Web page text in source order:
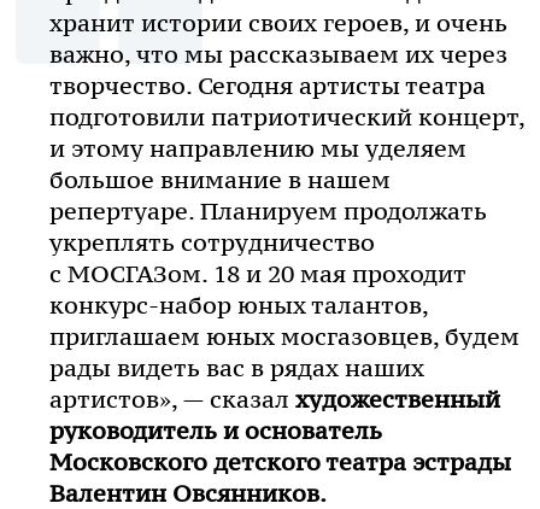
хранит истории своих героев, и очень
важно, что мы рассказываем их через
творчество. Сегодня артисты театра
подготовили патриотический концерт,
и этому направлению мы уделяем
большое внимание в нашем
репертуаре. Планируем продолжать
укреплять сотрудничество
с МОСГАЗом. 18 и 20 мая проходит
конкурс-набор юных талантов,
приглашаем юных мосгазовцев, будем
рады видеть вас в рядах наших
артистов», — сказал художественный
руководитель и основатель
Московского детского театра эстрады
Валентин Овсянников.